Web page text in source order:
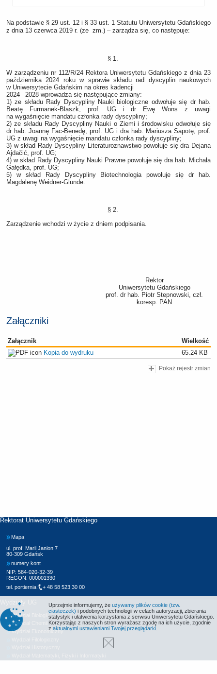
Na podstawie § 29 ust. 12 i § 33 ust. 1 Statutu Uniwersytetu Gdańskiego
z dnia 13 czerwca 2019 r. (ze zm.) – zarządza się, co następuje:
§ 1.
W zarządzeniu nr 112/R/24 Rektora Uniwersytetu Gdańskiego z dnia 23
października 2024 roku w sprawie składu rad dyscyplin naukowych
w Uniwersytecie Gdańskim na okres kadencji
2024 –2028 wprowadza się następujące zmiany:
1) ze składu Rady Dyscypliny Nauki biologiczne odwołuje się dr hab.
Beatę Furmanek-Blaszk, prof. UG i dr Ewę Wons z uwagi
na wygaśnięcie mandatu członka rady dyscypliny;
2) ze składu Rady Dyscypliny Nauki o Ziemi i środowisku odwołuje się
dr hab. Joannę Fac-Benedę, prof. UG i dra hab. Mariusza Sapotę, prof.
UG z uwagi na wygaśnięcie mandatu członka rady dyscypliny;
3) w skład Rady Dyscypliny Literaturoznawstwo powołuje się dra Dejana
Ajdačić, prof. UG;
4) w skład Rady Dyscypliny Nauki Prawne powołuje się dra hab. Michała
Gałędka, prof. UG;
5) w skład Rady Dyscypliny Biotechnologia powołuje się dr hab.
Magdalenę Weidner-Glunde.
§ 2.
Zarządzenie wchodzi w życie z dniem podpisania.
Rektor
Uniwersytetu Gdańskiego
prof. dr hab. Piotr Stepnowski, czł.
koresp. PAN
Załączniki
Załącznik
Wielkość
Kopia do wydruku
65.24 KB
Pokaż rejestr zmian
Rektorat Uniwersytetu Gdańskiego
Mapa
ul. prof. Marii Janion 7
80-309 Gdańsk
numery kont
NIP: 584-020-32-39
REGON: 000001330
tel. portiernia:
+ 48 58 523 30 00
Wydziały UG
Wydział Biologii
Wydział Chemii
Wydział Ekonomiczny
Uprzejmie informujemy, że używamy plików cookie (tzw.
ciasteczek) i podobnych technologii w celach autoryzacji, zbierania
statystyk i ułatwienia korzystania z serwisu Uniwersytetu Gdańskiego.
Korzystając z naszych stron wyrażasz zgodę na ich użycie, zgodnie
z aktualnymi ustawieniami Twojej przeglądarki